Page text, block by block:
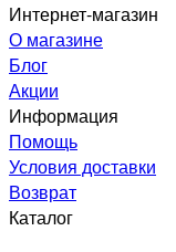
Интернет-магазин
О магазине
Блог
Акции
Информация
Помощь
Условия доставки
Возврат
Каталог